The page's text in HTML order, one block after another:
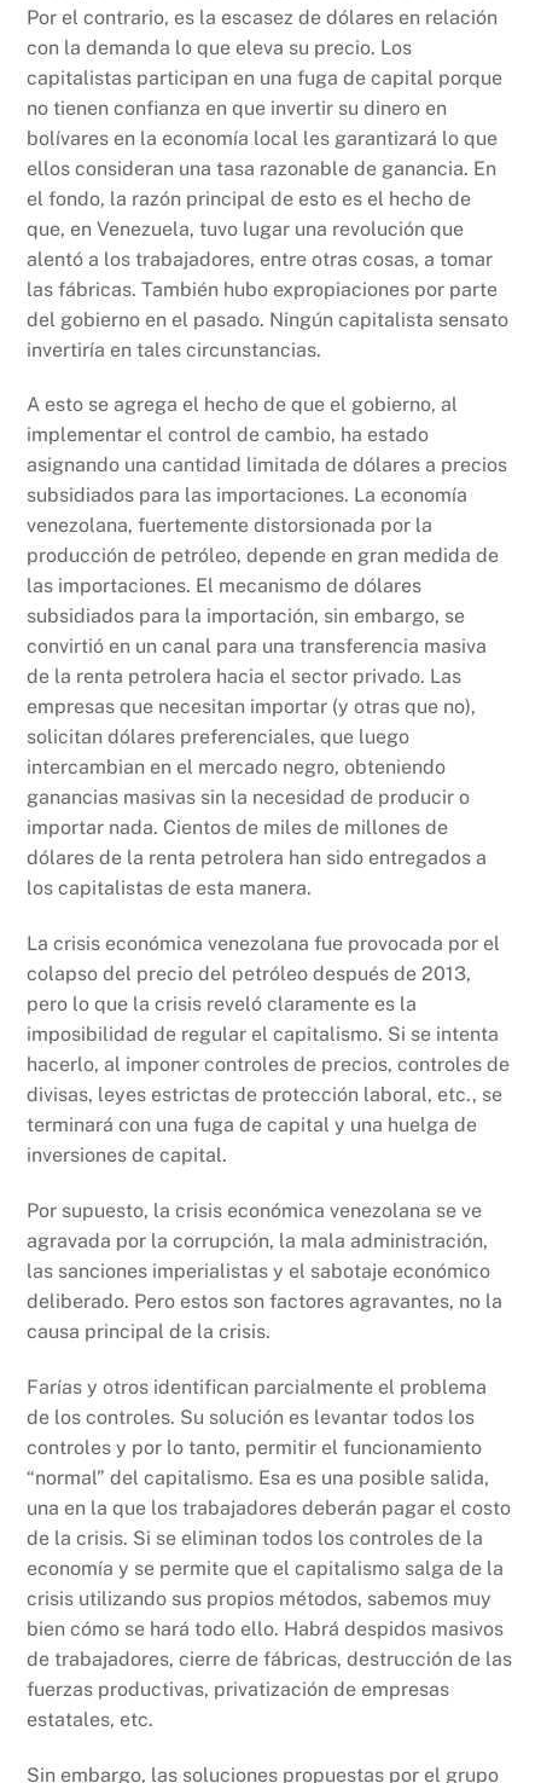
Por el contrario, es la escasez de dólares en relación
con la demanda lo que eleva su precio. Los
capitalistas participan en una fuga de capital porque
no tienen confianza en que invertir su dinero en
bolívares en la economía local les garantizará lo que
ellos consideran una tasa razonable de ganancia. En
el fondo, la razón principal de esto es el hecho de
que, en Venezuela, tuvo lugar una revolución que
alentó a los trabajadores, entre otras cosas, a tomar
las fábricas. También hubo expropiaciones por parte
del gobierno en el pasado. Ningún capitalista sensato
invertiría en tales circunstancias.
A esto se agrega el hecho de que el gobierno, al
implementar el control de cambio, ha estado
asignando una cantidad limitada de dólares a precios
subsidiados para las importaciones. La economía
venezolana, fuertemente distorsionada por la
producción de petróleo, depende en gran medida de
las importaciones. El mecanismo de dólares
subsidiados para la importación, sin embargo, se
convirtió en un canal para una transferencia masiva
de la renta petrolera hacia el sector privado. Las
empresas que necesitan importar (y otras que no),
solicitan dólares preferenciales, que luego
intercambian en el mercado negro, obteniendo
ganancias masivas sin la necesidad de producir o
importar nada. Cientos de miles de millones de
dólares de la renta petrolera han sido entregados a
los capitalistas de esta manera.
La crisis económica venezolana fue provocada por el
colapso del precio del petróleo después de 2013,
pero lo que la crisis reveló claramente es la
imposibilidad de regular el capitalismo. Si se intenta
hacerlo, al imponer controles de precios, controles de
divisas, leyes estrictas de protección laboral, etc., se
terminará con una fuga de capital y una huelga de
inversiones de capital.
Por supuesto, la crisis económica venezolana se ve
agravada por la corrupción, la mala administración,
las sanciones imperialistas y el sabotaje económico
deliberado. Pero estos son factores agravantes, no la
causa principal de la crisis.
Farías y otros identifican parcialmente el problema
de los controles. Su solución es levantar todos los
controles y por lo tanto, permitir el funcionamiento
“normal” del capitalismo. Esa es una posible salida,
una en la que los trabajadores deberán pagar el costo
de la crisis. Si se eliminan todos los controles de la
economía y se permite que el capitalismo salga de la
crisis utilizando sus propios métodos, sabemos muy
bien cómo se hará todo ello. Habrá despidos masivos
de trabajadores, cierre de fábricas, destrucción de las
fuerzas productivas, privatización de empresas
estatales, etc.
Sin embargo, las soluciones propuestas por el grupo